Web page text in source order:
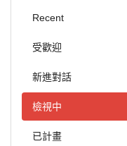
Recent
受歡迎
新進對話
檢視中
已計畫